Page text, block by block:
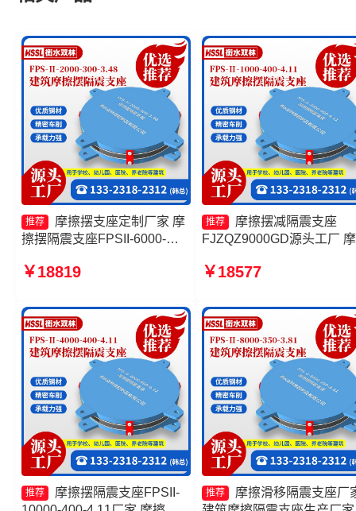
推荐
摩擦摆支座定制厂家 摩
擦摆隔震支座FPSII-6000-
FPSII-7000-400-4.11 摩擦摆
4.11
￥18819
推荐
摩擦摆减隔震支座
FJZQZ9000GD源头工厂
3.81厂家 摩擦摆隔震支座
擦摆隔震支座FPSII-6000-
300-3.48厂家
￥18577
推荐
摩擦摆隔震支座FPSII-
推荐
摩擦滑移隔震支座厂